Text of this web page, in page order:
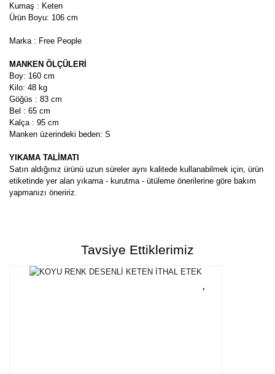
Kumaş : Keten
Ürün Boyu: 106 cm
Marka : Free People
MANKEN ÖLÇÜLERİ
Boy: 160 cm
Kilo: 48 kg
Göğüs : 83 cm
Bel : 65 cm
Kalça : 95 cm
Manken üzerindeki beden: S
YIKAMA TALİMATI
Satın aldığınız ürünü uzun süreler aynı kalitede kullanabilmek için, ürün
etiketinde yer alan yıkama - kurutma - ütüleme önerilerine göre bakım
yapmanızı öneririz.
tarafımıza iletebilirsiniz.
Görüş ve önerileriniz için teşekkür ederiz.
Ürün resmi kalitesiz, bozuk veya görüntülenemiyor.
Tavsiye Ettiklerimiz